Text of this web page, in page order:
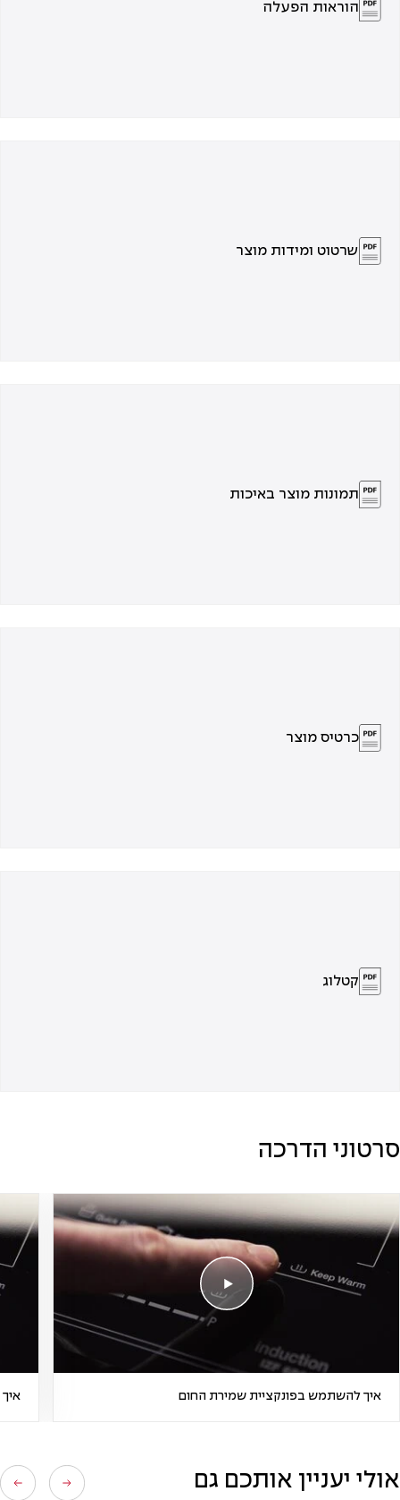
הוראות הפעלה
שרטוט ומידות מוצר
תמונות מוצר באיכות
כרטיס מוצר
קטלוג
סרטוני הדרכה
איך להשתמש בפונקציית שמירת החום
אולי יעניין אותכם גם